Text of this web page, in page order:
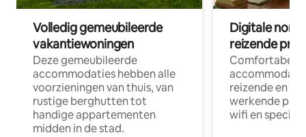
Volledig gemeubileerde
vakantiewoningen
Deze gemeubileerde
accommodaties hebben alle
voorzieningen van thuis, van
rustige berghutten tot
handige appartementen
midden in de stad.
Digitale
reizende
Comfortabele
reizende en
werkende
wifi en